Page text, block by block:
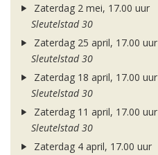
Zaterdag 2 mei, 17.00 uur
Sleutelstad 30
Zaterdag 25 april, 17.00 uur
Sleutelstad 30
Zaterdag 18 april, 17.00 uur
Sleutelstad 30
Zaterdag 11 april, 17.00 uur
Sleutelstad 30
Zaterdag 4 april, 17.00 uur